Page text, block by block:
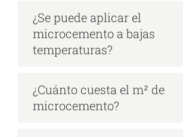
¿Se puede aplicar el
microcemento a bajas
temperaturas?
¿Cuánto cuesta el m² de
microcemento?